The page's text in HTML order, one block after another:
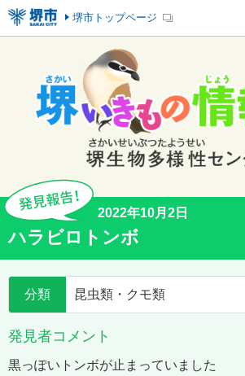
堺市トップページ
2022年10月2日
ハラビロトンボ
分類 昆虫類・クモ類
発見者コメント
黒っぽいトンボが止まっていました